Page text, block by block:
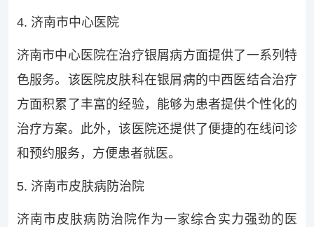
4. 济南市中心医院
济南市中心医院在治疗银屑病方面提供了一系列特
色服务。该医院皮肤科在银屑病的中西医结合治疗
方面积累了丰富的经验，能够为患者提供个性化的
治疗方案。此外，该医院还提供了便捷的在线问诊
和预约服务，方便患者就医。
5. 济南市皮肤病防治院
济南市皮肤病防治院作为一家综合实力强劲的医